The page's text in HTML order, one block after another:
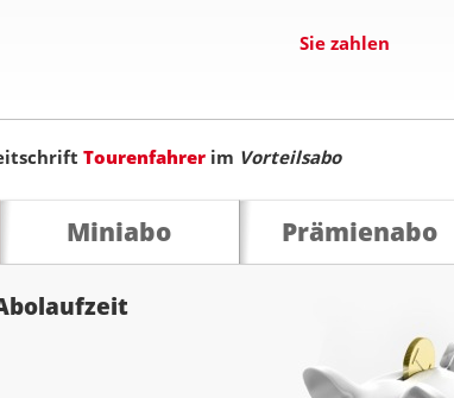
Sie zahlen
Tourenfahrer im Vorteilsabo
Miniabo Prämienabo